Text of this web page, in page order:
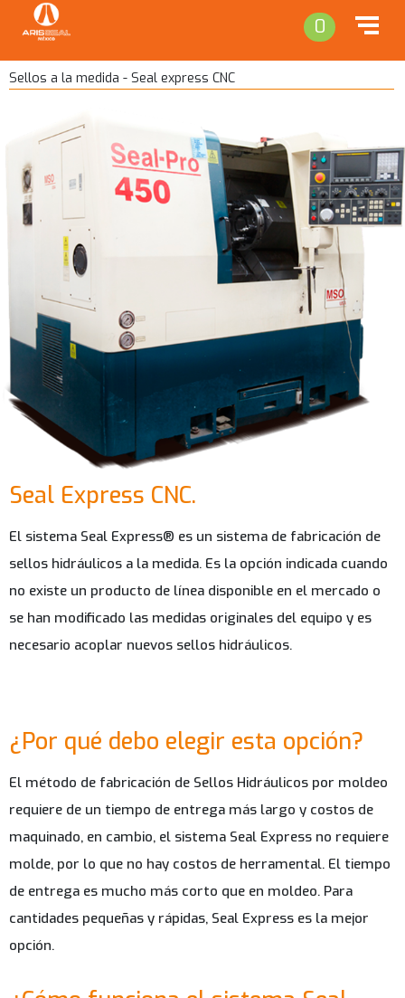
0
Sellos a la medida - Seal express CNC
Seal Express CNC.
El sistema Seal Express® es un sistema de fabricación de
sellos hidráulicos a la medida. Es la opción indicada cuando
no existe un producto de línea disponible en el mercado o
se han modificado las medidas originales del equipo y es
necesario acoplar nuevos sellos hidráulicos.
¿Por qué debo elegir esta opción?
El método de fabricación de Sellos Hidráulicos por moldeo
requiere de un tiempo de entrega más largo y costos de
maquinado, en cambio, el sistema Seal Express no requiere
molde, por lo que no hay costos de herramental. El tiempo
de entrega es mucho más corto que en moldeo. Para
cantidades pequeñas y rápidas, Seal Express es la mejor
opción.